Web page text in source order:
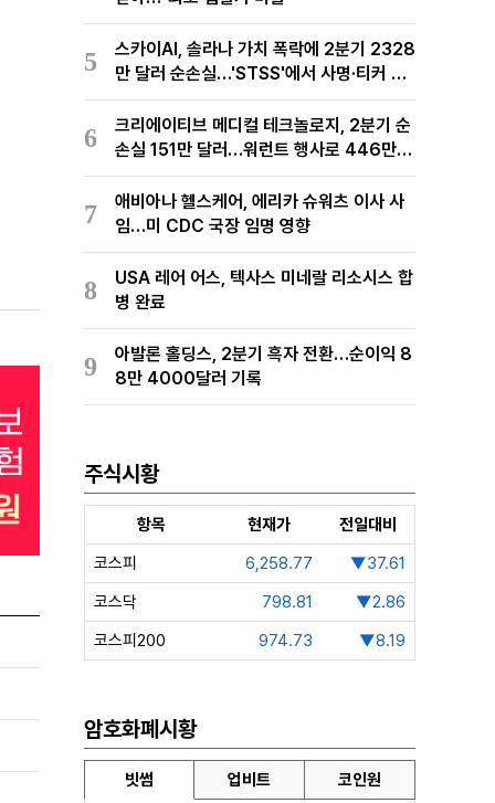
5
스카이AI, 솔라나 가치 폭락에 2분기 2328
만 달러 순손실…'STSS'에서 사명·티커 변
경 완료
6
크리에이티브 메디컬 테크놀로지, 2분기 순
손실 151만 달러…워런트 행사로 446만
달러 조달
7
애비아나 헬스케어, 에리카 슈워츠 이사 사
임…미 CDC 국장 임명 영향
8
USA 레어 어스, 텍사스 미네랄 리소시스 합
병 완료
9
아발론 홀딩스, 2분기 흑자 전환…순이익 8
8만 4000달러 기록
주식시황
항목 현재가
전일대비
코스피
6,258.77
▼37.61
코스닥
798.81
▼2.86
코스피200
974.73 ▼8.19
암호화폐시황
빗썸 업비트 코인원